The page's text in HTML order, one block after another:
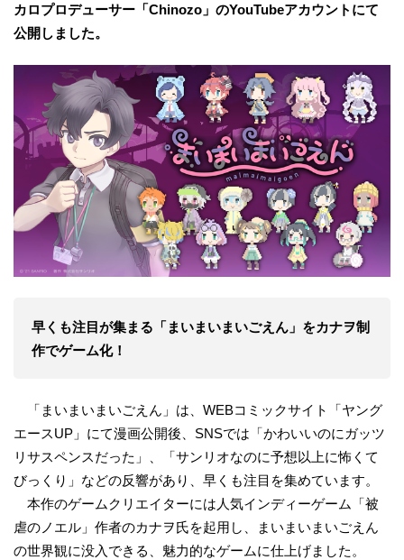
カロプロデューサー「Chinozo」のYouTubeアカウントにて
公開しました。
早くも注目が集まる「まいまいまいごえん」をカナヲ制
作でゲーム化！
「まいまいまいごえん」は、WEBコミックサイト「ヤング
エースUP」にて漫画公開後、SNSでは「かわいいのにガッツ
リサスペンスだった」、「サンリオなのに予想以上に怖くて
びっくり」などの反響があり、早くも注目を集めています。
本作のゲームクリエイターには人気インディーゲーム「被
虐のノエル」作者のカナヲ氏を起用し、まいまいまいごえん
の世界観に没入できる、魅力的なゲームに仕上げました。